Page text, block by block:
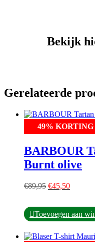
Bekijk
Gerelateerde
49% KORTING
BARBOUR
Burnt olive
€89,95 Oorspronkelijke
€89,95.
€45,50Huidige
€45,50.
Toevoegen aan